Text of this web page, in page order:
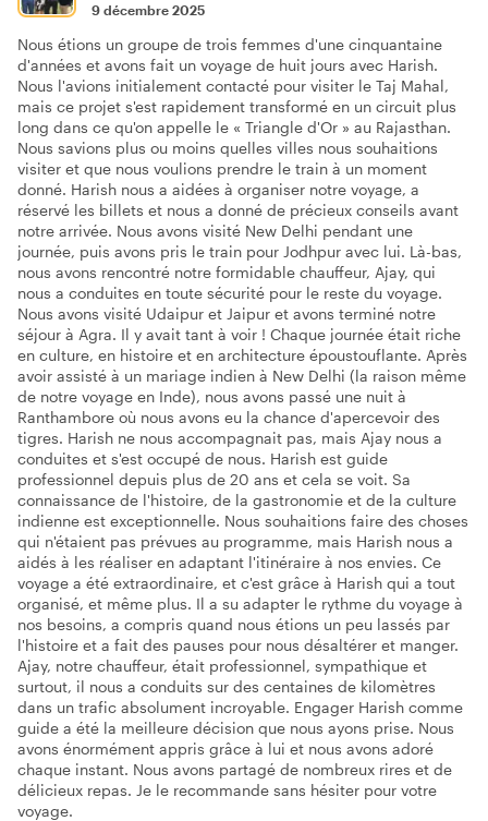
9 décembre 2025
Nous étions un groupe de trois femmes d'une cinquantaine
d'années et avons fait un voyage de huit jours avec Harish.
Nous l'avions initialement contacté pour visiter le Taj Mahal,
mais ce projet s'est rapidement transformé en un circuit plus
long dans ce qu'on appelle le « Triangle d'Or » au Rajasthan.
Nous savions plus ou moins quelles villes nous souhaitions
visiter et que nous voulions prendre le train à un moment
donné. Harish nous a aidées à organiser notre voyage, a
réservé les billets et nous a donné de précieux conseils avant
notre arrivée. Nous avons visité New Delhi pendant une
journée, puis avons pris le train pour Jodhpur avec lui. Là-bas,
nous avons rencontré notre formidable chauffeur, Ajay, qui
nous a conduites en toute sécurité pour le reste du voyage.
Nous avons visité Udaipur et Jaipur et avons terminé notre
séjour à Agra. Il y avait tant à voir ! Chaque journée était riche
en culture, en histoire et en architecture époustouflante. Après
avoir assisté à un mariage indien à New Delhi (la raison même
de notre voyage en Inde), nous avons passé une nuit à
Ranthambore où nous avons eu la chance d'apercevoir des
tigres. Harish ne nous accompagnait pas, mais Ajay nous a
conduites et s'est occupé de nous. Harish est guide
professionnel depuis plus de 20 ans et cela se voit. Sa
connaissance de l'histoire, de la gastronomie et de la culture
indienne est exceptionnelle. Nous souhaitions faire des choses
qui n'étaient pas prévues au programme, mais Harish nous a
aidés à les réaliser en adaptant l'itinéraire à nos envies. Ce
voyage a été extraordinaire, et c'est grâce à Harish qui a tout
organisé, et même plus. Il a su adapter le rythme du voyage à
nos besoins, a compris quand nous étions un peu lassés par
l'histoire et a fait des pauses pour nous désaltérer et manger.
Ajay, notre chauffeur, était professionnel, sympathique et
surtout, il nous a conduits sur des centaines de kilomètres
dans un trafic absolument incroyable. Engager Harish comme
guide a été la meilleure décision que nous ayons prise. Nous
avons énormément appris grâce à lui et nous avons adoré
chaque instant. Nous avons partagé de nombreux rires et de
délicieux repas. Je le recommande sans hésiter pour votre
voyage.